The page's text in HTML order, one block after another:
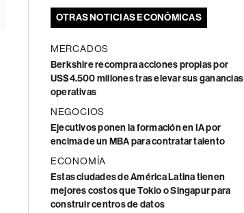
OTRAS NOTICIAS ECONÓMICAS
MERCADOS
Berkshire recompra acciones propias por
US$4.500 millones tras elevar sus ganancias
operativas
NEGOCIOS
Ejecutivos ponen la formación en IA por
encima de un MBA para contratar talento
ECONOMÍA
Estas ciudades de América Latina tienen
mejores costos que Tokio o Singapur para
construir centros de datos